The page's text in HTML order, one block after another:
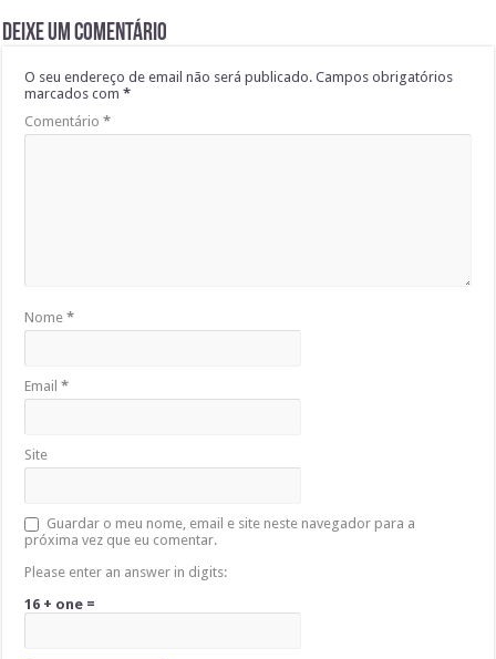
Deixe um comentário
O seu endereço de email não será publicado. Campos obrigatórios
marcados com*
Comentário*
Nome*
Email*
Site
Guardar o meu nome, email e site neste navegador para a
próxima vez que eu comentar.
Please enter an answer in digits:
16 + one =